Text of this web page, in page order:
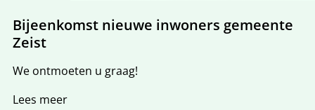
Bijeenkomst nieuwe inwoners gemeente
Zeist
We ontmoeten u graag!
Lees meer